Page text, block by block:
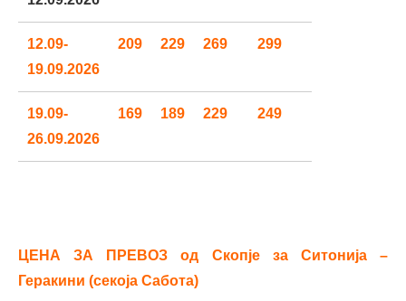
12.09-
19.09.2026
209 229 269 299
19.09-
26.09.2026
169 189 229 249
ЦЕНА ЗА ПРЕВОЗ од Скопје за Ситонија –
Геракини (секоја Сабота)